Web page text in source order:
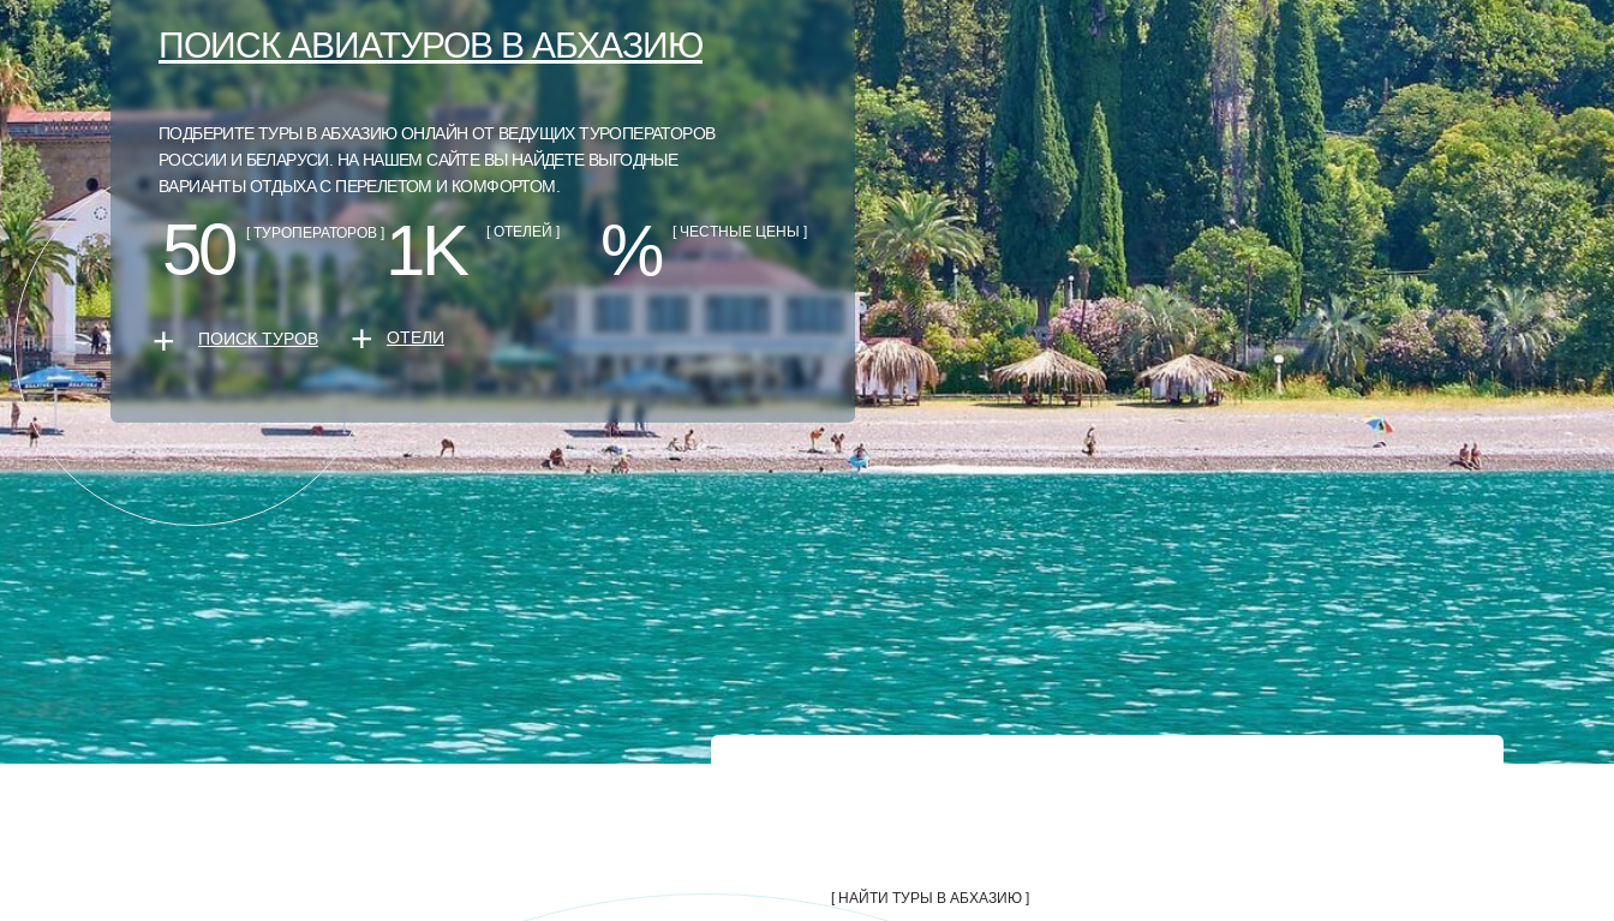
ПОИСК АВИАТУРОВ В АБХАЗИЮ
ПОДБЕРИТЕ ТУРЫ В АБХАЗИЮ ОНЛАЙН ОТ ВЕДУЩИХ ТУРОПЕРАТОРОВ
РОССИИ И БЕЛАРУСИ. НА НАШЕМ САЙТЕ ВЫ НАЙДЕТЕ ВЫГОДНЫЕ
ВАРИАНТЫ ОТДЫХА С ПЕРЕЛЕТОМ И КОМФОРТОМ.
50 1K %
[ ТУРОПЕРАТОРОВ ] [ ОТЕЛЕЙ ] [ ЧЕСТНЫЕ ЦЕНЫ ]
ОТЕЛИ
ПОИСК ТУРОВ +
+
[ НАЙТИ ТУРЫ В АБХАЗИЮ ]